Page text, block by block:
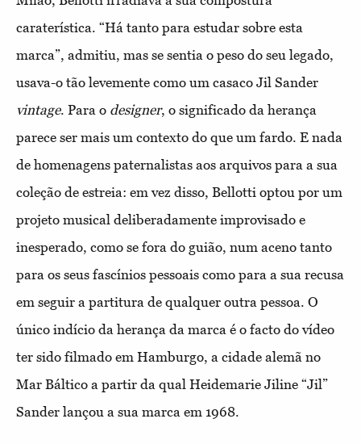
caraterística. “Há tanto para estudar sobre esta
marca”, admitiu, mas se sentia o peso do seu legado,
usava-o tão levemente como um casaco Jil Sander
vintage. Para o designer, o significado da herança
parece ser mais um contexto do que um fardo. E nada
de homenagens paternalistas aos arquivos para a sua
coleção de estreia: em vez disso, Bellotti optou por um
projeto musical deliberadamente improvisado e
inesperado, como se fora do guião, num aceno tanto
para os seus fascínios pessoais como para a sua recusa
em seguir a partitura de qualquer outra pessoa. O
único indício da herança da marca é o facto do vídeo
ter sido filmado em Hamburgo, a cidade alemã no
Mar Báltico a partir da qual Heidemarie Jiline “Jil”
Sander lançou a sua marca em 1968.